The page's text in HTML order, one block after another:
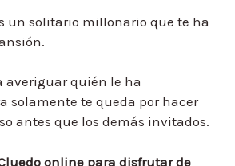
un solitario millonario que te ha
averiguar quién le ha
solamente te queda por hacer
antes que los demás invitados.
online para disfrutar de